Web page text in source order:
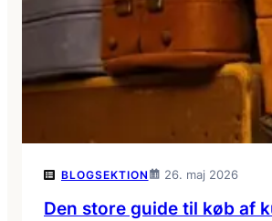
BLOGSEKTION 26. maj 2026
Den store guide til køb af